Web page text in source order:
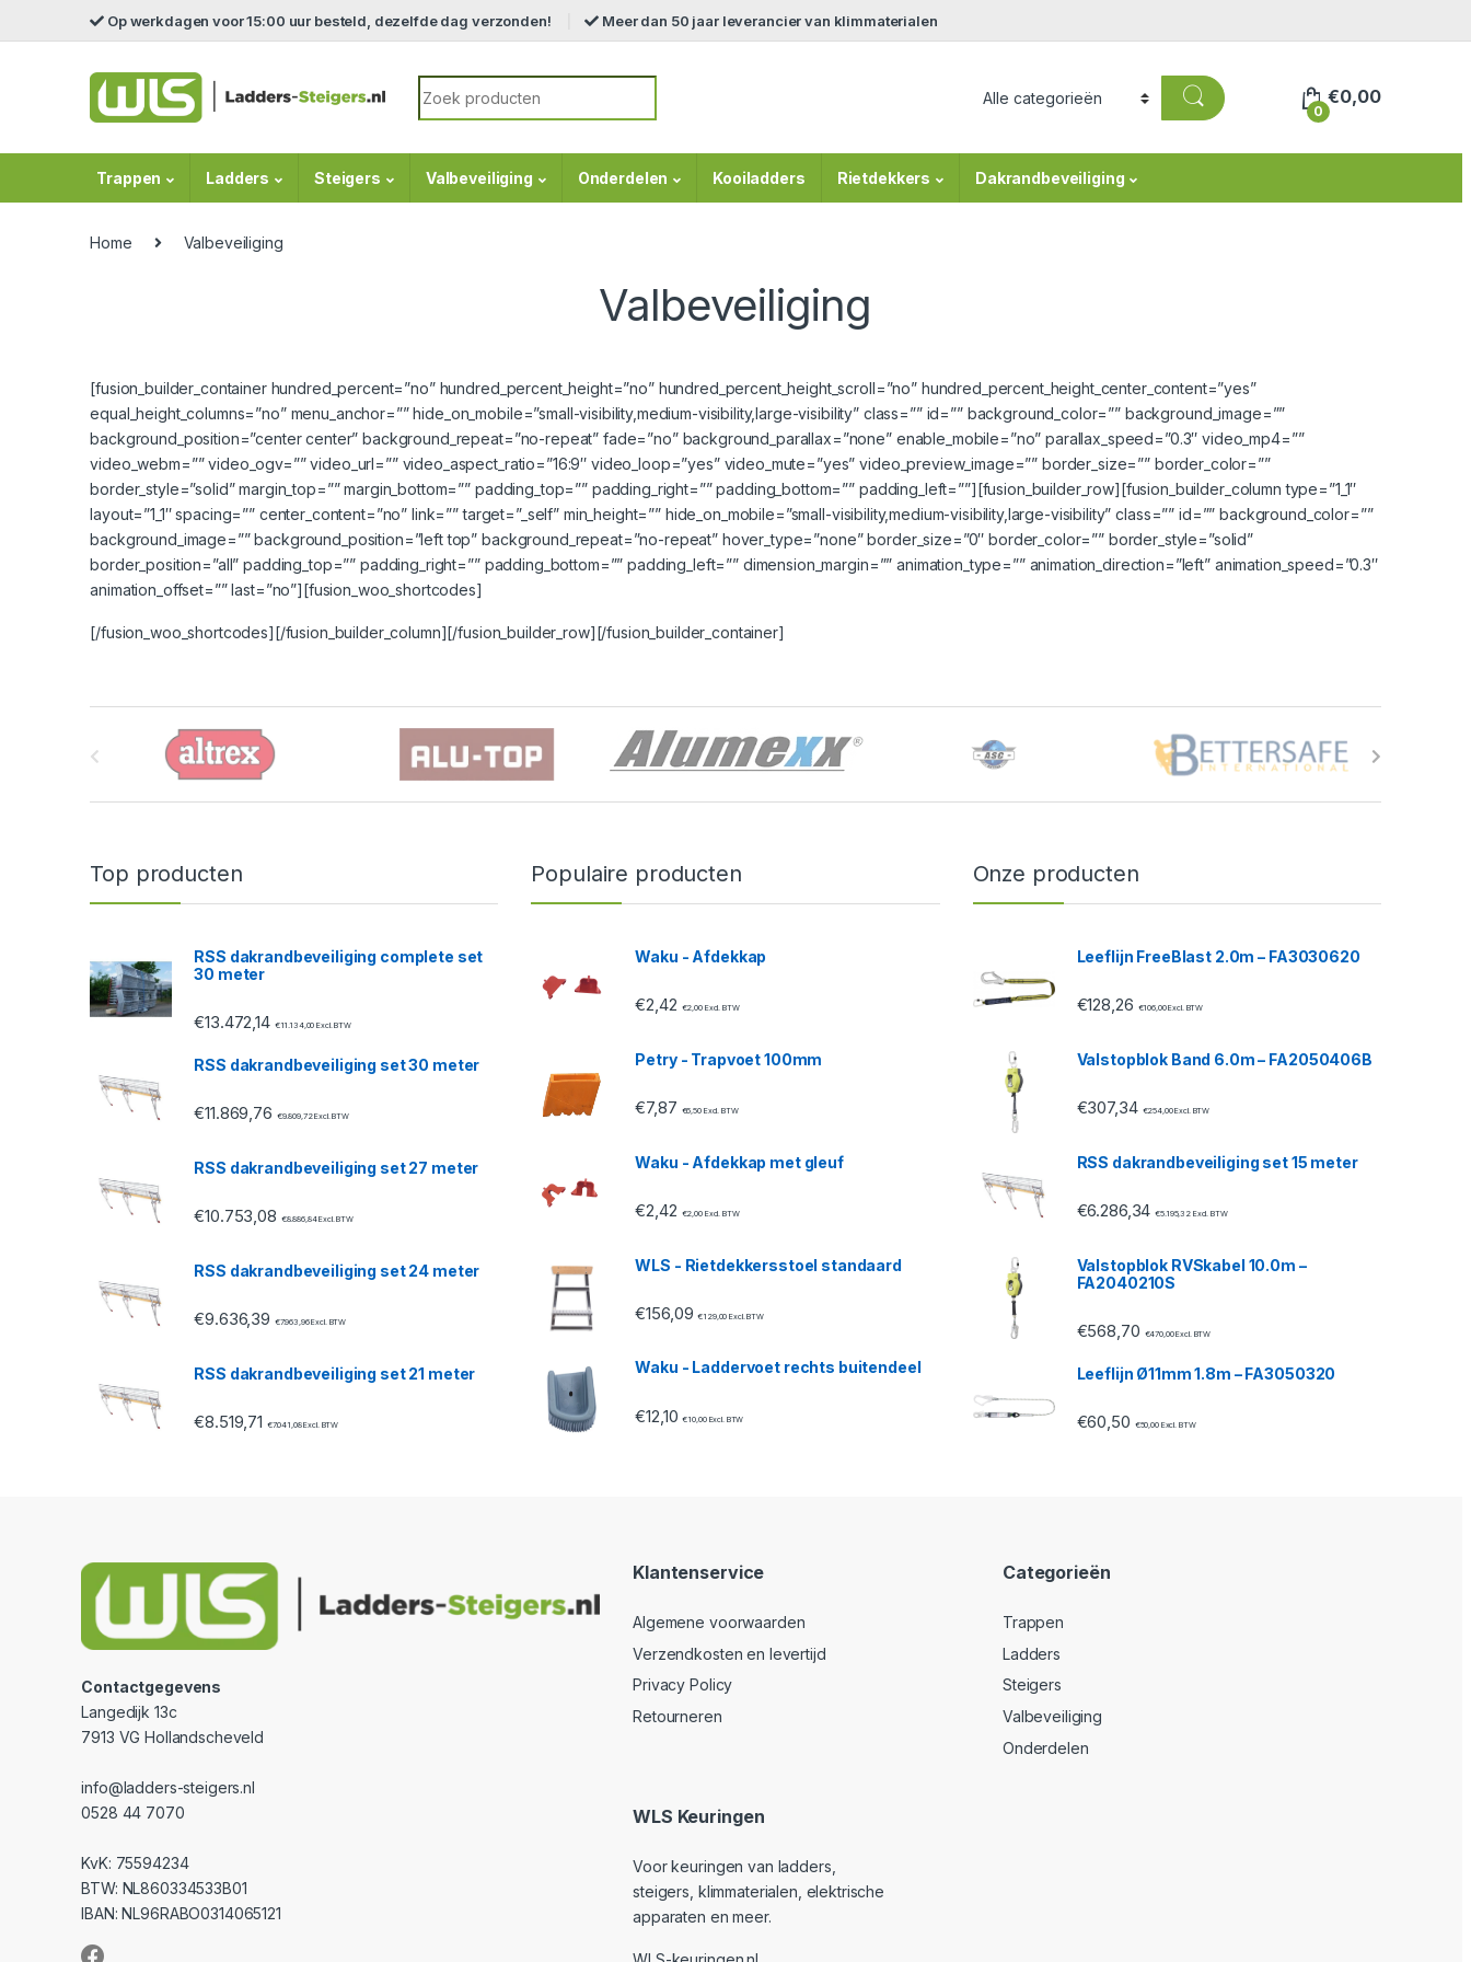
Skip to navigation
Skip to content Op werkdagen voor 15:00 uur besteld, dezelfde dag verzonden! Meer dan 50 jaar leverancier van klimmaterialen
Search for:
0
€0,00
Trappen Ladders Steigers Valbeveiliging Onderdelen Kooiladders Rietdekkers Dakrandbeveiliging
Home Valbeveiliging
Valbeveiliging
[fusion_builder_container hundred_percent=”no” hundred_percent_height=”no” hundred_percent_height_scroll=”no” hundred_percent_height_center_content=”yes”
equal_height_columns=”no” menu_anchor=”” hide_on_mobile=”small-visibility,medium-visibility,large-visibility” class=”” id=”” background_color=”” background_image=””
background_position=”center center” background_repeat=”no-repeat” fade=”no” background_parallax=”none” enable_mobile=”no” parallax_speed=”0.3″ video_mp4=””
video_webm=”” video_ogv=”” video_url=”” video_aspect_ratio=”16:9″ video_loop=”yes” video_mute=”yes” video_preview_image=”” border_size=”” border_color=””
border_style=”solid” margin_top=”” margin_bottom=”” padding_top=”” padding_right=”” padding_bottom=”” padding_left=””][fusion_builder_row][fusion_builder_column type=”1_1″
layout=”1_1″ spacing=”” center_content=”no” link=”” target=”_self” min_height=”” hide_on_mobile=”small-visibility,medium-visibility,large-visibility” class=”” id=”” background_color=””
background_image=”” background_position=”left top” background_repeat=”no-repeat” hover_type=”none” border_size=”0″ border_color=”” border_style=”solid”
border_position=”all” padding_top=”” padding_right=”” padding_bottom=”” padding_left=”” dimension_margin=”” animation_type=”” animation_direction=”left” animation_speed=”0.3″
animation_offset=”” last=”no”][fusion_woo_shortcodes]
[/fusion_woo_shortcodes][/fusion_builder_column][/fusion_builder_row][/fusion_builder_container]
Top producten
RSS dakrandbeveiliging complete set
30 meter
€13.472,14 €11.134,00 Excl. BTW
RSS dakrandbeveiliging set 30 meter
€11.869,76 €9.809,72Excl. BTW
RSS dakrandbeveiliging set 27 meter
€10.753,08 €8.886,84Excl. BTW
RSS dakrandbeveiliging set 24 meter
€9.636,39 €7.963,96Excl. BTW
RSS dakrandbeveiliging set 21 meter
€8.519,71 €7.041,08Excl. BTW
Populaire producten
Waku - Afdekkap
€2,42 €2,00Excl. BTW
Petry - Trapvoet 100mm
€7,87 €6,50Excl. BTW
Waku - Afdekkap met gleuf
€2,42 €2,00Excl. BTW
WLS - Rietdekkersstoel standaard
€156,09 €129,00 Excl. BTW
Waku - Laddervoet rechts buitendeel
€12,10 €10,00Excl. BTW
Onze producten
Leeflijn FreeBlast 2.0m – FA3030620
€128,26 €106,00Excl. BTW
Valstopblok Band 6.0m – FA2050406B
€307,34 €254,00Excl. BTW
RSS dakrandbeveiliging set 15 meter
€6.286,34 €5.195,32Excl. BTW
Valstopblok RVSkabel 10.0m –
FA2040210S
€568,70 €470,00Excl. BTW
Leeflijn Ø11mm 1.8m – FA3050320
€60,50 €50,00Excl. BTW
Contactgegevens
Langedijk 13c
7913 VG Hollandscheveld
info@ladders-steigers.nl
0528 44 7070
KvK: 75594234
BTW: NL860334533B01
IBAN: NL96RABO0314065121
Klantenservice
Algemene voorwaarden
Verzendkosten en levertijd
Privacy Policy
Retourneren
Categorieën
Trappen
Ladders
Steigers
Valbeveiliging
Onderdelen
WLS Keuringen
Voor keuringen van ladders,
steigers, klimmaterialen, elektrische
apparaten en meer.